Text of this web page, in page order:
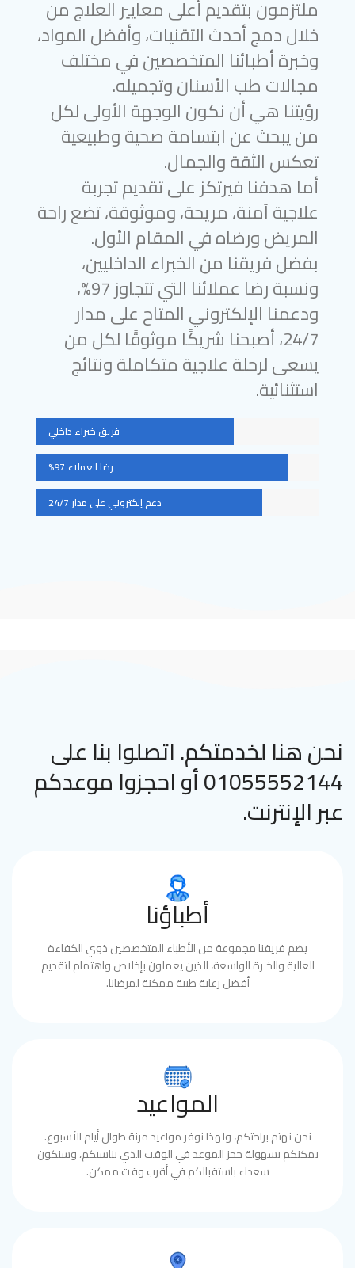
ملتزمون بتقديم أعلى معايير العلاج من
خلال دمج أحدث التقنيات، وأفضل المواد،
وخبرة أطبائنا المتخصصين في مختلف
مجالات طب الأسنان وتجميله.
رؤيتنا هي أن نكون الوجهة الأولى لكل
من يبحث عن ابتسامة صحية وطبيعية
تعكس الثقة والجمال.
أما هدفنا فيرتكز على تقديم تجربة
علاجية آمنة، مريحة، وموثوقة، تضع راحة
المريض ورضاه في المقام الأول.
بفضل فريقنا من الخبراء الداخليين،
ونسبة رضا عملائنا التي تتجاوز 97%،
ودعمنا الإلكتروني المتاح على مدار
24/7، أصبحنا شريكًا موثوقًا لكل من
يسعى لرحلة علاجية متكاملة ونتائج
استثنائية.
فريق خبراء داخلي
رضا العملاء 97%
دعم إلكتروني على مدار 24/7
نحن هنا لخدمتكم. اتصلوا بنا على
01055552144 أو احجزوا موعدكم
عبر الإنترنت.
أطباؤنا
يضم فريقنا مجموعة من الأطباء المتخصصين ذوي الكفاءة
العالية والخبرة الواسعة، الذين يعملون بإخلاص واهتمام لتقديم
أفضل رعاية طبية ممكنة لمرضانا.
المواعيد
نحن نهتم براحتكم، ولهذا نوفر مواعيد مرنة طوال أيام الأسبوع.
يمكنكم بسهولة حجز الموعد في الوقت الذي يناسبكم، وسنكون
سعداء باستقبالكم في أقرب وقت ممكن.